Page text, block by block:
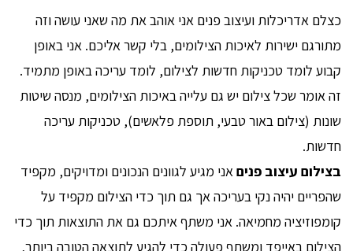
כצלם אדריכלות ועיצוב פנים אני אוהב את מה שאני עושה וזה
מתורגם ישירות לאיכות הצילומים, בלי קשר אליכם. אני באופן
קבוע לומד טכניקות חדשות לצילום, לומד עריכה באופן מתמיד.
זה אומר שכל צילום יש גם עלייה באיכות הצילומים, מנסה שיטות
שונות (צילום באור טבעי, תוספת פלאשים), טכניקות עריכה
חדשות.
בצילום עיצוב פניםאני מגיע לגוונים הנכונים ומדויקים, מקפיד
שהפריים יהיה נקי בעריכה אך גם תוך כדי הצילום מקפיד על
קומפוזיציה מחמיאה. אני משתף איתכם גם את התוצאות תוך כדי
הצילום באייפד ומשתף פעולה כדי להגיע לתוצאה הטובה ביותר,